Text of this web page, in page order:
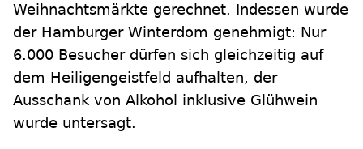
Weihnachtsmärkte gerechnet. Indessen wurde
der Hamburger Winterdom genehmigt: Nur
6.000 Besucher dürfen sich gleichzeitig auf
dem Heiligengeistfeld aufhalten, der
Ausschank von Alkohol inklusive Glühwein
wurde untersagt.